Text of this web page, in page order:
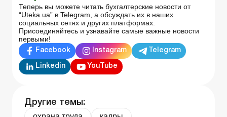
Теперь вы можете читать бухгалтерские новости от
“Uteka.ua” в Telegram, а обсуждать их в наших
социальных сетях и других платформах.
Присоединяйтесь и узнавайте самые важные новости
первыми!
Facebook Instagram Telegram
Linkedin YouTube
Другие темы: